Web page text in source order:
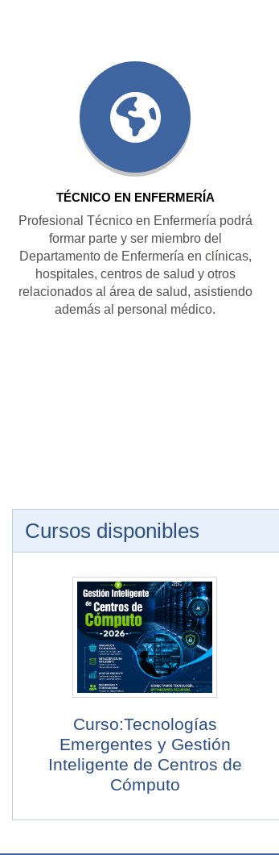
TÉCNICO EN ENFERMERÍA
Profesional Técnico en Enfermería podrá
formar parte y ser miembro del
Departamento de Enfermería en clínicas,
hospitales, centros de salud y otros
relacionados al área de salud, asistiendo
además al personal médico.
Cursos disponibles
Curso:Tecnologías
Emergentes y Gestión
Inteligente de Centros de
Cómputo